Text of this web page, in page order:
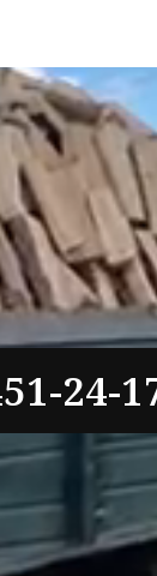
24-